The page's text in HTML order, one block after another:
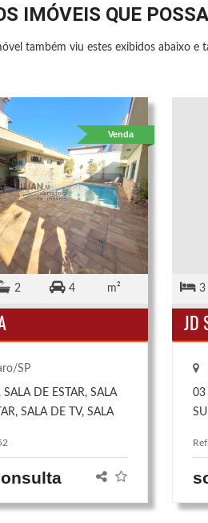
IMÓVEIS QUE
também viu estes exibidos abaixo e
Venda
2 4 m²
SP
SALA DE ESTAR, SALA
SALA DE TV, SALA
COZINHA
LAVABO, QUINTAL,
3
JD
03